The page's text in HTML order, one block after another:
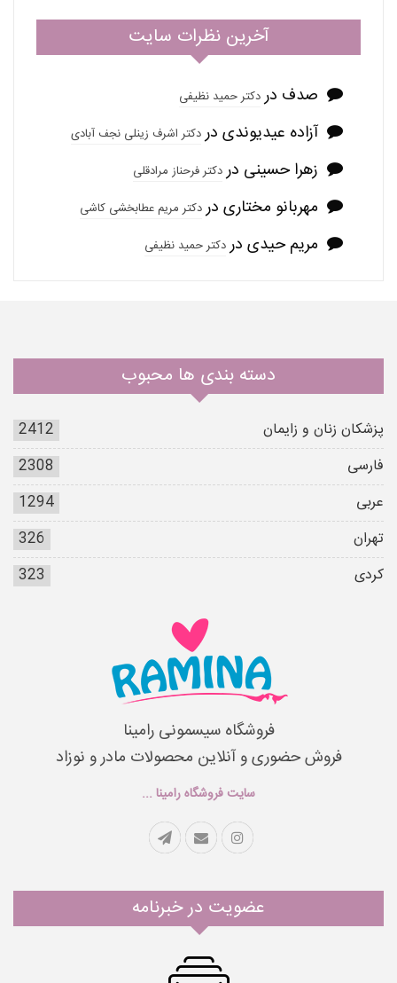
آخرین نظرات سایت
صدف دردکتر حمید نظیفی
آزاده عیدیوندی دردکتر اشرف زینلی نجف آبادی
زهرا حسینی دردکتر فرحناز مرادقلی
مهربانو مختاری دردکتر مریم عطابخشی کاشی
مریم حیدی دردکتر حمید نظیفی
دسته بندی ها محبوب
پزشکان زنان و زایمان
2412
فارسی
2308
عربی
1294
تهران
326
کردی
323
فروشگاه سیسمونی رامینا
فروش حضوری و آنلاین محصولات مادر و نوزاد
سایت فروشگاه رامینا ...
عضویت در خبرنامه